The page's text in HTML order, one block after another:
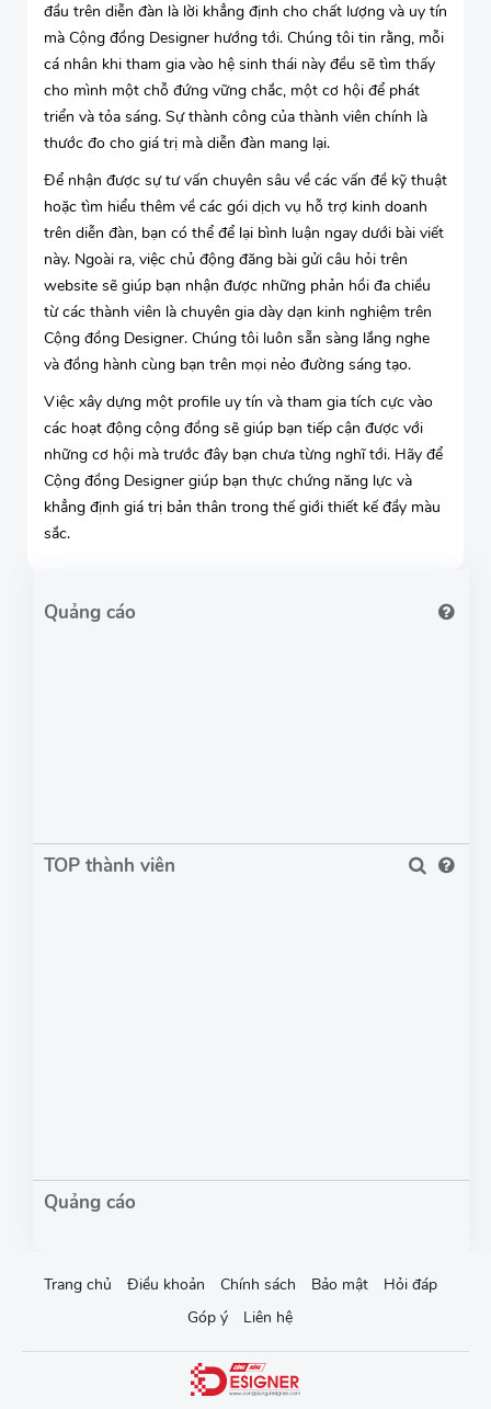
đầu trên diễn đàn là lời khẳng định cho chất lượng và uy tín
mà Cộng đồng Designer hướng tới. Chúng tôi tin rằng, mỗi
cá nhân khi tham gia vào hệ sinh thái này đều sẽ tìm thấy
cho mình một chỗ đứng vững chắc, một cơ hội để phát
triển và tỏa sáng. Sự thành công của thành viên chính là
thước đo cho giá trị mà diễn đàn mang lại.
Để nhận được sự tư vấn chuyên sâu về các vấn đề kỹ thuật
hoặc tìm hiểu thêm về các gói dịch vụ hỗ trợ kinh doanh
trên diễn đàn, bạn có thể để lại bình luận ngay dưới bài viết
này. Ngoài ra, việc chủ động đăng bài gửi câu hỏi trên
website sẽ giúp bạn nhận được những phản hồi đa chiều
từ các thành viên là chuyên gia dày dạn kinh nghiệm trên
Cộng đồng Designer. Chúng tôi luôn sẵn sàng lắng nghe
và đồng hành cùng bạn trên mọi nẻo đường sáng tạo.
Việc xây dựng một profile uy tín và tham gia tích cực vào
các hoạt động cộng đồng sẽ giúp bạn tiếp cận được với
những cơ hội mà trước đây bạn chưa từng nghĩ tới. Hãy để
Cộng đồng Designer giúp bạn thực chứng năng lực và
khẳng định giá trị bản thân trong thế giới thiết kế đầy màu
sắc.
TOP thành viên
Trang chủ Điều khoản Chính sách Bảo mật
Hỏi đáp
Góp ý
Liên hệ